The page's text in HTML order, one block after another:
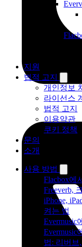
지원
법적 고지
개인정보
라이선스
법적 고지
이용약관
쿠키 정책
문의
소개
사용 방법
Flacbox에
Freeverb,
iPhone,
켜는 법
Evermusic
Evermusic
법: 리버브